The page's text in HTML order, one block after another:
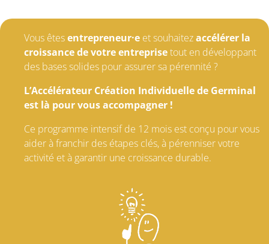
Vous êtesentrepreneur·e et souhaitezaccélérer la
croissance de votre entreprisetout en développant
des bases solides pour assurer sa pérennité ?
L’Accélérateur Création Individuelle de Germinal
est là pour vous accompagner !
Ce programme intensif de 12 mois est conçu pour vous
aider à franchir des étapes clés, à pérenniser votre
activité et à garantir une croissance durable.